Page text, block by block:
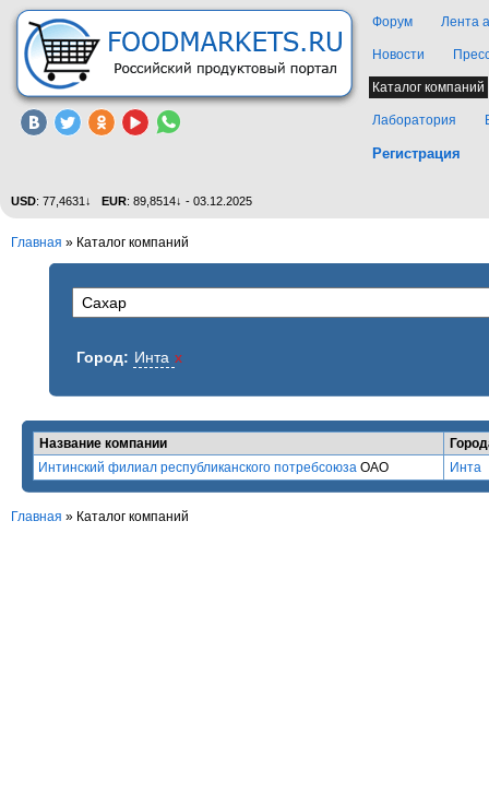
Форум Лента
Новости
Каталог компаний
Лаборатория
Регистрация
USD: 77,4631↓ EUR: 89,8514↓ - 03.12.2025
Главная » Каталог компаний
Город: Инта x
Название компании
Интинский филиал республиканского потребсоюза ОАО Инта
Главная » Каталог компаний